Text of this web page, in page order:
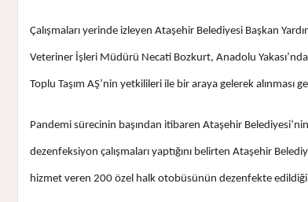
Çalışmaları yerinde izleyen Ataşehir Belediyesi Başkan
Veteriner İşleri Müdürü Necati Bozkurt, Anadolu
Toplu Taşım AŞ’nin yetkilileri ile bir araya gelerek alınması
Pandemi sürecinin başından itibaren Ataşehir
dezenfeksiyon çalışmaları yaptığını belirten Ataşehir
hizmet veren 200 özel halk otobüsünün dezenfekte